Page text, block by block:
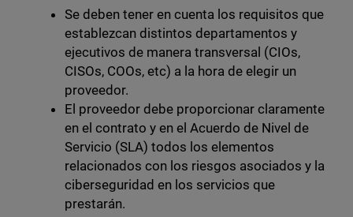
Se deben tener en cuenta los requisitos que
establezcan distintos departamentos y
ejecutivos de manera transversal (CIOs,
CISOs, COOs, etc) a la hora de elegir un
proveedor.
El proveedor debe proporcionar claramente
en el contrato y en el Acuerdo de Nivel de
Servicio (SLA) todos los elementos
relacionados con los riesgos asociados y la
ciberseguridad en los servicios que
prestarán.